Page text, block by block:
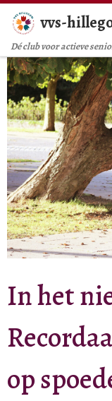
Ga naar inhoud
vvs-
Dé club voor actieve
In het
op